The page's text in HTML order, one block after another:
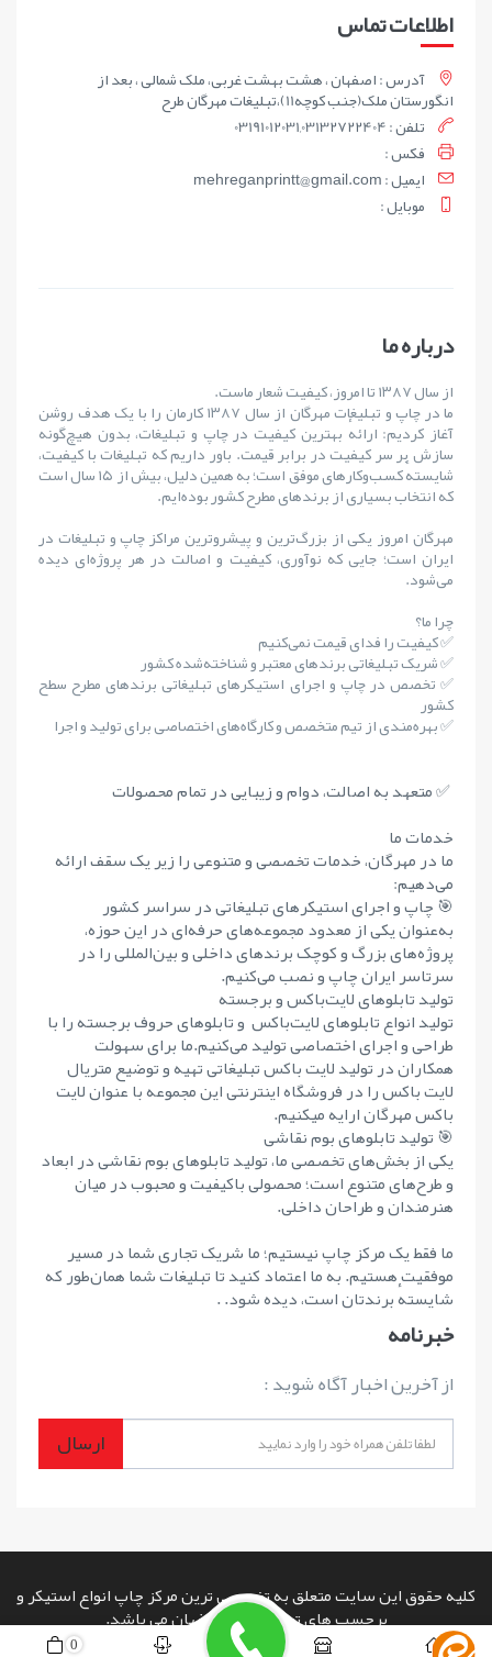
اطلاعات تماس
آدرس : اصفهان ، هشت بهشت غربی، ملک شمالی ، بعد از
انگورستان ملک(جنب کوچه11)،تبلیغات مهرگان طرح
تلفن : 03191012031,03132722404
فکس :
ايميل : mehreganprintt@gmail.com
موبايل :
درباره ما
از سال ۱۳۸۷ تا امروز، کیفیت شعار ماست.
ما در چاپ و تبلیغات مهرگان از سال ۱۳۸۷ کارمان را با یک هدف روشن
آغاز کردیم: ارائهٔ بهترین کیفیت در چاپ و تبلیغات، بدون هیچ‌گونه
سازش بر سر کیفیت در برابر قیمت. باور داریم که تبلیغات با کیفیت،
شایستهٔ کسب‌وکارهای موفق است؛ به همین دلیل، بیش از ۱۵ سال است
که انتخاب بسیاری از برندهای مطرح کشور بوده‌ایم.
مهرگان امروز یکی از بزرگ‌ترین و پیشروترین مراکز چاپ و تبلیغات در
ایران است؛ جایی که نوآوری، کیفیت و اصالت در هر پروژه‌ای دیده
می‌شود.
چرا ما؟
✅ کیفیت را فدای قیمت نمی‌کنیم
✅ شریک تبلیغاتی برندهای معتبر و شناخته‌شده کشور
✅ تخصص در چاپ و اجرای استیکرهای تبلیغاتی برندهای مطرح سطح
کشور
✅ بهره‌مندی از تیم متخصص و کارگاه‌های اختصاصی برای تولید و اجرا
✅ متعهد به اصالت، دوام و زیبایی در تمام محصولات
خدمات ما
ما در مهرگان، خدمات تخصصی و متنوعی را زیر یک سقف ارائه
می‌دهیم:
🎯 چاپ و اجرای استیکرهای تبلیغاتی در سراسر کشور
به‌عنوان یکی از معدود مجموعه‌های حرفه‌ای در این حوزه،
پروژه‌های بزرگ و کوچک برندهای داخلی و بین‌المللی را در
سرتاسر ایران چاپ و نصب می‌کنیم.
تولید تابلوهای لایت‌باکس و برجسته
تولید انواع تابلوهای لایت‌باکس و تابلوهای حروف برجسته را با
طراحی و اجرای اختصاصی تولید می‌کنیم.ما برای سهولت
همکاران در تولید لایت باکس تبلیغاتی تهیه و توضیع متریال
لایت باکس را در فروشگاه اینترنتی این مجموعه با عنوان لایت
باکس مهرگان ارایه میکنیم.
🎯 تولید تابلوهای بوم نقاشی
یکی از بخش‌های تخصصی ما، تولید تابلوهای بوم نقاشی در ابعاد
و طرح‌های متنوع است؛ محصولی باکیفیت و محبوب در میان
هنرمندان و طراحان داخلی.
ما فقط یک مرکز چاپ نیستیم؛ ما شریک تجاری شما در مسیر
موفقیت هستیم. به ما اعتماد کنید تا تبلیغات شما همان‌طور که
شایستهٔ برندتان است، دیده شود. .
خبرنامه
از آخرین اخبار آگاه شوید :
ارسال
کلیه حقوق این سایت متعلق به تخصصی ترین مرکز چاپ انواع استیکر و
برچسب های تبلیغاتی در اصفهان می باشد.
copyright © 2026 powered by www.rashinweb.com